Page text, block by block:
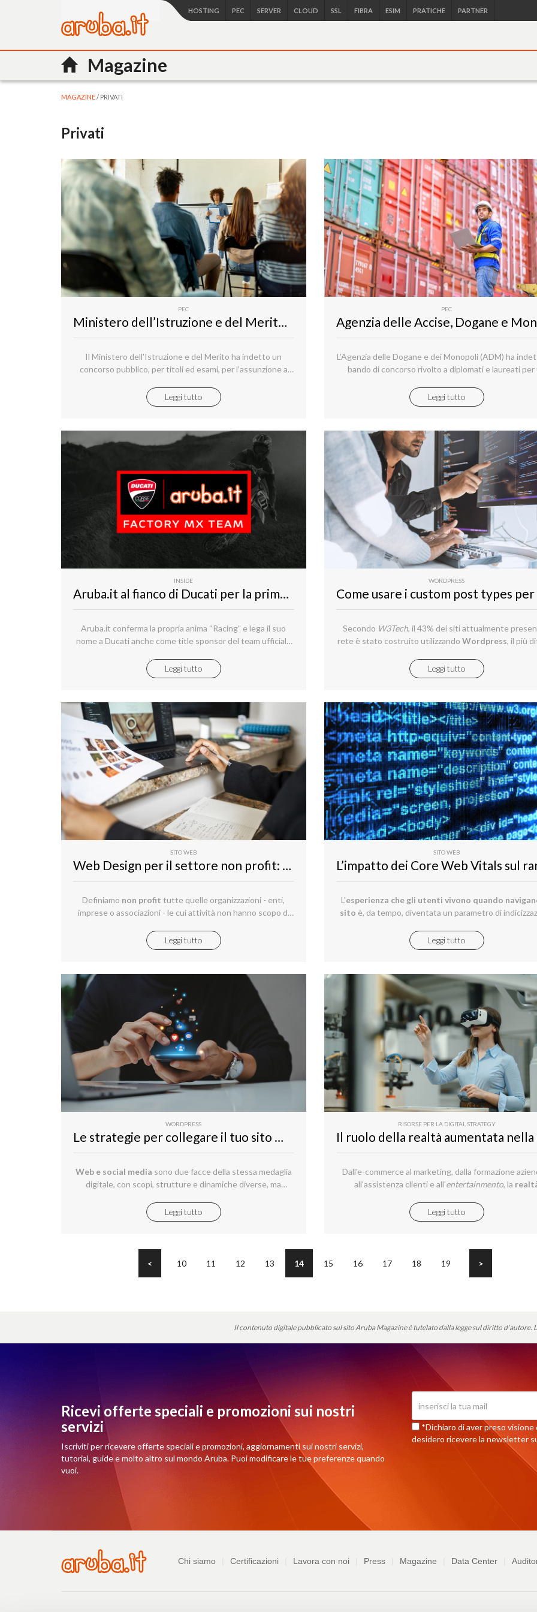
HOSTING PEC SERVER CLOUD SSL FIBRA ESIM PRATICHE PARTNER
Magazine
MAGAZINE/ PRIVATI
Privati
PEC
Ministero dell’Istruzione e del Merito: necessaria la PEC per iscriversi al concorso pubblico per l’assunzione a tempo indeterminato di n. 145 dirigenti tecnici di seconda fascia
Il Ministero dell'Istruzione e del Merito ha indetto un
concorso pubblico, per titoli ed esami, per l’assunzione a
fascia con funzioni ispettive, da inquadrare nel ruolo di cui
all’articolo 419 del Decreto Legislativo 16 aprile 1994, n.
periferica del Ministero dell’Istruzione e del Merito.
Leggi tutto
PEC
L’Agenzia delle Dogane e dei Monopoli (ADM) ha
bando di concorso rivolto a diplomati e laureati per
assistenti suddivisi per ambito territoriale, secondo
previsto da specifico prospetto.
Leggi tutto
INSIDE
Aruba.it al fianco di Ducati per la prima storica stagione nel Campionato del mondo Motocross - MXGP
Aruba.it conferma la propria anima “Racing” e lega il suo
nome a Ducati anche come title sponsor del team ufficiale
rafforzando ulteriormente il legame con la Casa di Borgo
Panigale con la quale sarà presente in pista il prossimo
Ducati Panigale V4R del team Aruba.it Racing – Ducati, che
nel Campionato del Mondo FIM MotoE, con le Ducati V21L
del team Aruba Cloud.
Leggi tutto
WORDPRESS
Secondo W3Tech, il 43% dei siti attualmente
rete è stato costruito utilizzandoWordpress, il più
Leggi tutto
SITO WEB
Web Design per il settore non profit: strategie e esempi di successo
Definiamo non profit tutte quelle organizzazioni - enti,
imprese o associazioni - le cui attività non hanno scopo di
profitti ma di reinvestire interamente gli utili generati per
potenziare i loro scopi organizzativi.
Leggi tutto
SITO WEB
L'esperienza che gli utenti vivono quando
sito è, da tempo, diventata un parametro di
stesso nei risultati di ricerca.
Leggi tutto
WORDPRESS
Le strategie per collegare il tuo sito WordPress ai social media
Web e social media sono due facce della stessa medaglia
digitale, con scopi, strutture e dinamiche diverse, ma
Leggi tutto
RISORSE PER LA DIGITAL STRATEGY
Dall'e-commerce al marketing, dalla formazione
all'assistenza clienti e all'entertainmento, la
Leggi tutto
< 10 11 12 13 14 15 16 17 18 19 >
Il contenuto digitale pubblicato sul sito Aruba Magazine è tutelato dalla legge sul diritto d’autore.
Ricevi offerte speciali e promozioni sui nostri
servizi
Iscriviti per ricevere offerte speciali e promozioni, aggiornamenti sui nostri servizi,
tutorial, guide e molto altro sul mondo Aruba. Puoi modificare le tue preferenze quando
vuoi.
*Dichiaro di aver preso visione
desidero ricevere la newsletter
Azienda
Chi siamo Certificazioni Lavora con noi Press Magazine Data Center